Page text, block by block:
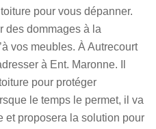
pour vous dépanner.
des dommages à la
vos meubles. À Autrecourt
à Ent. Maronne. Il
pour protéger
le temps le permet, il va
et proposera la solution pour